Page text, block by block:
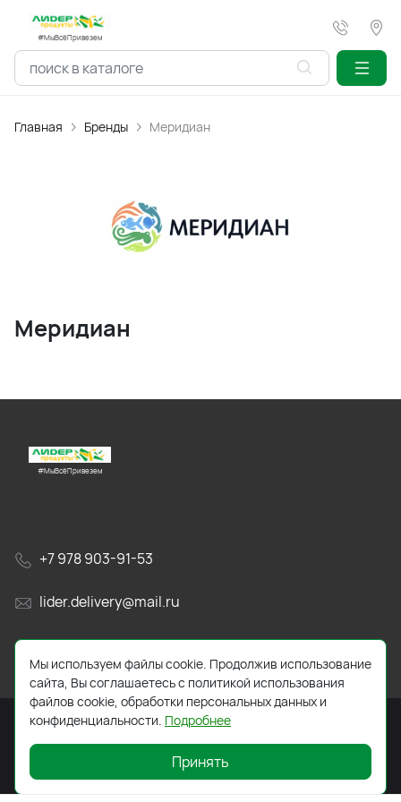
#МыВсёПривезем
Главная Бренды Меридиан
Меридиан
#МыВсёПривезем
+7 978 903-91-53
lider.delivery@mail.ru
просп. Генерала Острякова, 65А
2026 © Все права защищены. Работает наReadyScript
Мы используем файлы cookie. Продолжив использование
сайта, Вы соглашаетесь с политикой использования
файлов cookie, обработки персональных данных и
конфиденциальности. Подробнее
Принять